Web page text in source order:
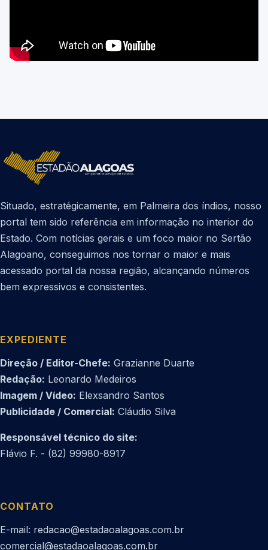
Situado, estratégicamente, em Palmeira dos índios, nosso
portal tem sido referência em informação no interior do
Estado. Com notícias gerais e um foco maior no Sertão
Alagoano, conseguimos nos tornar o maior e mais
acessado portal da nossa região, alcançando números
bem expressivos e consistentes.
EXPEDIENTE
Direção / Editor-Chefe: Grazianne Duarte
Redação: Leonardo Medeiros
Imagem / Vídeo: Elexsandro Santos
Publicidade / Comercial: Cláudio Silva
Responsável técnico do site:
Flávio F. - (82) 99980-8917
CONTATO
E-mail: redacao@estadaoalagoas.com.br
comercial@estadaoalagoas.com.br